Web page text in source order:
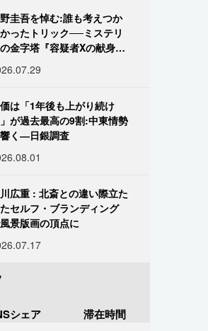
圭吾を悼む:誰も考えつか
ったトリック──ミステリ
金字塔『容疑者Xの献身』
は「1年後も上がり続け
が過去最高の9割:中東情勢
く―日銀調査
広重 : 北斎との違い際立た
セルフ・ブランディング
景版画の頂点に
シェア 滞在時間